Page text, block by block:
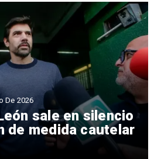
sale en silencio
de medida cautelar
De 2026